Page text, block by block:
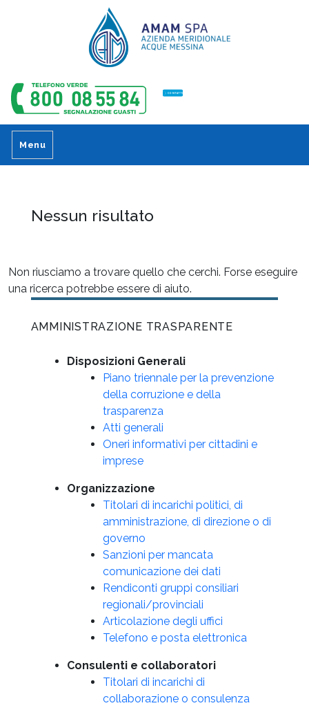
CONTATTI
Menu
Nessun risultato
Non riusciamo a trovare quello che cerchi. Forse eseguire
una ricerca potrebbe essere di aiuto.
AMMINISTRAZIONE TRASPARENTE
Disposizioni Generali
Piano triennale per la prevenzione
della corruzione e della
trasparenza
Atti generali
Oneri informativi per cittadini e
imprese
Organizzazione
Titolari di incarichi politici, di
amministrazione, di direzione o di
governo
Sanzioni per mancata
comunicazione dei dati
Rendiconti gruppi consiliari
regionali/provinciali
Articolazione degli uffici
Telefono e posta elettronica
Consulenti e collaboratori
Titolari di incarichi di
collaborazione o consulenza